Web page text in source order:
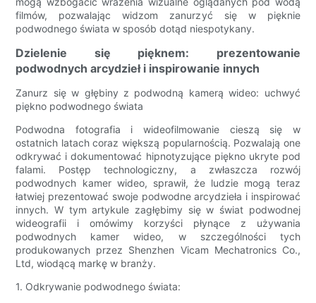
filmów, pozwalając widzom zanurzyć się w pięknie
podwodnego świata w sposób dotąd niespotykany.
Dzielenie się pięknem: prezentowanie
podwodnych arcydzieł i inspirowanie innych
Zanurz się w głębiny z podwodną kamerą wideo: uchwyć
piękno podwodnego świata
Podwodna fotografia i wideofilmowanie cieszą się w
ostatnich latach coraz większą popularnością. Pozwalają one
odkrywać i dokumentować hipnotyzujące piękno ukryte pod
falami. Postęp technologiczny, a zwłaszcza rozwój
podwodnych kamer wideo, sprawił, że ludzie mogą teraz
łatwiej prezentować swoje podwodne arcydzieła i inspirować
innych. W tym artykule zagłębimy się w świat podwodnej
wideografii i omówimy korzyści płynące z używania
podwodnych kamer wideo, w szczególności tych
produkowanych przez Shenzhen Vicam Mechatronics Co.,
Ltd, wiodącą markę w branży.
1. Odkrywanie podwodnego świata: